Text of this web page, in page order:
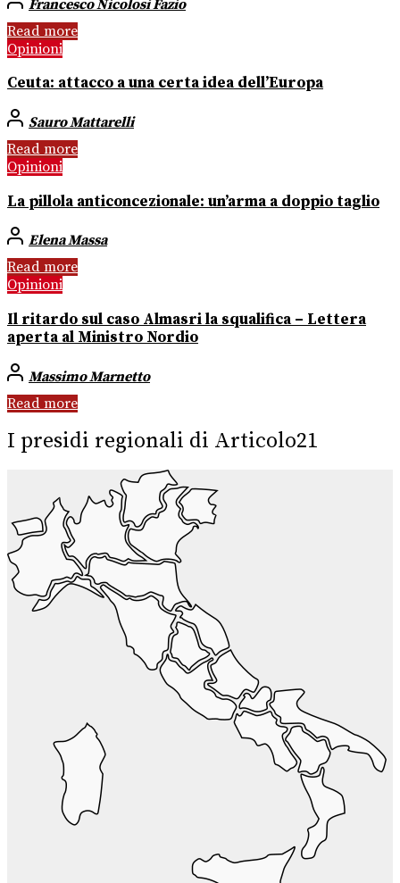
Francesco Nicolosi Fazio
Read more
Opinioni
Ceuta: attacco a una certa idea dell’Europa
Sauro Mattarelli
Read more
Opinioni
La pillola anticoncezionale: un’arma a doppio taglio
Elena Massa
Read more
Opinioni
Il ritardo sul caso Almasri la squalifica – Lettera
aperta al Ministro Nordio
Massimo Marnetto
Read more
I presidi regionali di Articolo21